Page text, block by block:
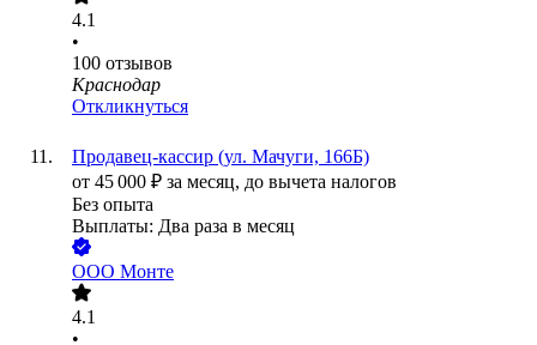
4.1
•
100 отзывов
Краснодар
Откликнуться
Продавец-кассир (ул. Мачуги, 166Б)
от 45 000 ₽ за месяц, до вычета налогов
Без опыта
Выплаты: Два раза в месяц
ООО Монте
4.1
•